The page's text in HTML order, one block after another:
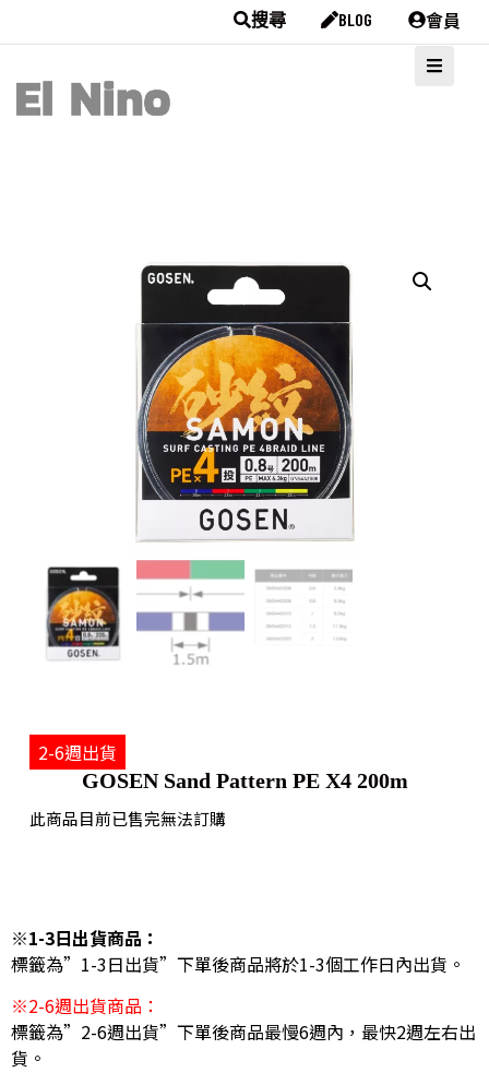
搜尋 BLOG 會員
2-6週出貨
GOSEN Sand Pattern PE X4 200m
此商品目前已售完無法訂購
※1-3日出貨商品：
標籤為”1-3日出貨”下單後商品將於1-3個工作日內出貨。
※2-6週出貨商品：
標籤為”2-6週出貨”下單後商品最慢6週內，最快2週左右出
貨。